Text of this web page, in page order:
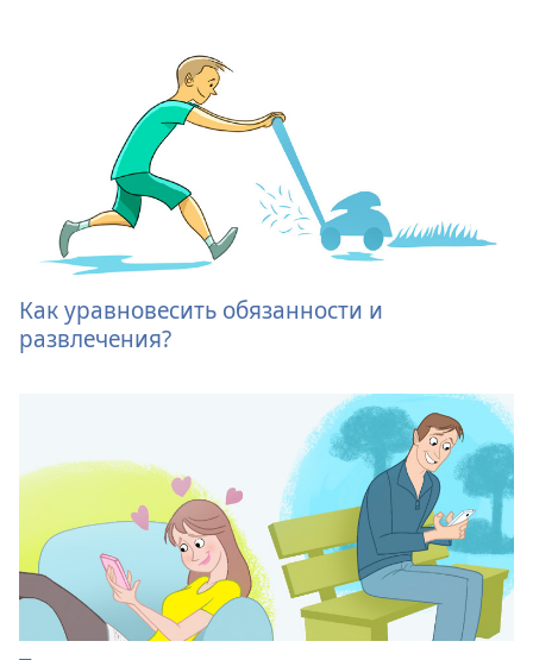
Как уравновесить обязанности и
развлечения?